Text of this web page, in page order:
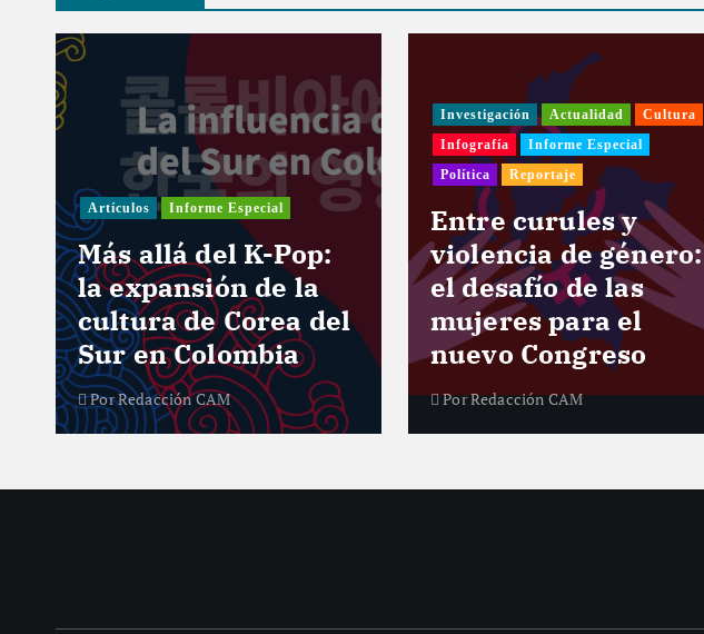
Artículos Informe Especial
Más allá del K-Pop:
la expansión de la
cultura de Corea del
Sur en Colombia
PorRedacción CAM
Investigación Actualidad
Cultura
Infografía
Informe Especial
Política
Reportaje
Entre curules y
violencia de género:
el desafío de las
mujeres para el
nuevo Congreso
PorRedacción CAM